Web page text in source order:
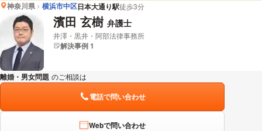
神奈川県
横浜市中区日本大通り駅徒歩3分
濱田 玄樹 弁護士
井澤・黒井・阿部法律事務所
解決事例 1
離婚・男女問題 のご相談は
電話で問い合わせ
Webで問い合わせ